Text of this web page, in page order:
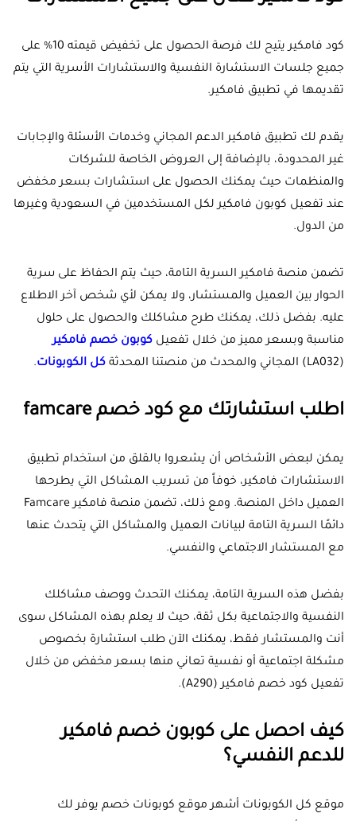
كود فامكير يتيح لك فرصة الحصول على تخفيض قيمته 10% على
جميع جلسات الاستشارة النفسية والاستشارات الأسرية التي يتم
تقديمها في تطبيق فامكير.
يقدم لك تطبيق فامكير الدعم المجاني وخدمات الأسئلة والإجابات
غير المحدودة، بالإضافة إلى العروض الخاصة للشركات
والمنظمات حيث يمكنك الحصول على استشارات بسعر مخفض
عند تفعيل كوبون فامكير لكل المستخدمين في السعودية وغيرها
من الدول.
تضمن منصة فامكير السرية التامة، حيث يتم الحفاظ على سرية
الحوار بين العميل والمستشار، ولا يمكن لأي شخص آخر الاطلاع
عليه. بفضل ذلك، يمكنك طرح مشاكلك والحصول على حلول
مناسبة وبسعر مميز من خلال تفعيل كوبون خصم فامكير
(LA032) المجاني والمحدث من منصتنا المحدثة
كل الكوبونات.
اطلب استشارتك مع كود خصم famcare
يمكن لبعض الأشخاص أن يشعروا بالقلق من استخدام تطبيق
الاستشارات فامكير، خوفاً من تسريب المشاكل التي يطرحها
العميل داخل المنصة. ومع ذلك، تضمن منصة فامكير Famcare
دائمًا السرية التامة لبيانات العميل والمشاكل التي يتحدث عنها
مع المستشار الاجتماعي والنفسي.
بفضل هذه السرية التامة، يمكنك التحدث ووصف مشاكلك
النفسية والاجتماعية بكل ثقة، حيث لا يعلم بهذه المشاكل سوى
أنت والمستشار فقط، يمكنك الآن طلب استشارة بخصوص
مشكلة اجتماعية أو نفسية تعاني منها بسعر مخفض من خلال
تفعيل كود خصم فامكير (A290).
كيف احصل على كوبون خصم فامكير
للدعم النفسي؟
موقع كل الكوبونات أشهر موقع كوبونات خصم يوفر لك